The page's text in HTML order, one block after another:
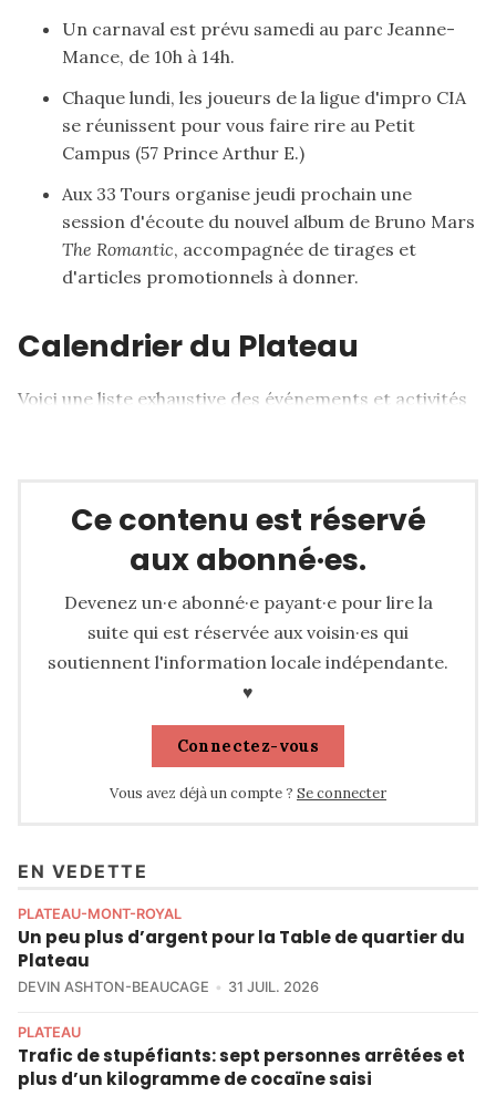
Un carnaval est prévu samedi au parc Jeanne-
Mance, de 10h à 14h.
Chaque lundi, les joueurs de la ligue d'impro CIA
se réunissent pour vous faire rire au Petit
Campus (57 Prince Arthur E.)
Aux 33 Tours organise jeudi prochain une
session d'écoute du nouvel album de Bruno Mars
The Romantic, accompagnée de tirages et
d'articles promotionnels à donner.
Calendrier du Plateau
Voici une liste exhaustive des événements et activités
Ce contenu est réservé
aux abonné·es.
Devenez un·e abonné·e payant·e pour lire la
suite qui est réservée aux voisin·es qui
soutiennent l'information locale indépendante.
♥
Connectez-vous
Vous avez déjà un compte ? Se connecter
EN VEDETTE
PLATEAU-MONT-ROYAL
Un peu plus d’argent pour la Table de quartier du
Plateau
DEVIN ASHTON-BEAUCAGE 31 JUIL. 2026
PLATEAU
Trafic de stupéfiants: sept personnes arrêtées et
plus d’un kilogramme de cocaïne saisi